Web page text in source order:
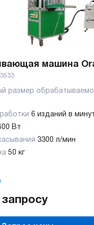
машина
размер
6 изданий в
Вт
3300 л/мин
50 кг